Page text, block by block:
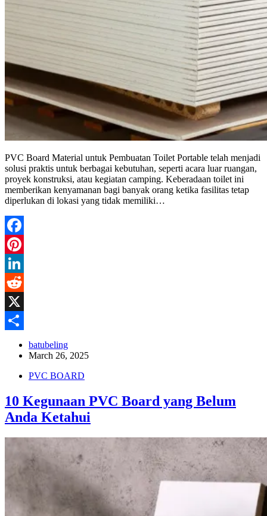
PVC Board Material untuk Pembuatan Toilet Portable telah menjadi
solusi praktis untuk berbagai kebutuhan, seperti acara luar ruangan,
proyek konstruksi, atau kegiatan camping. Keberadaan toilet ini
memberikan kenyamanan bagi banyak orang ketika fasilitas tetap
diperlukan di lokasi yang tidak memiliki…
Facebook
Pinterest
LinkedIn
Reddit
X
batubeling
March 26, 2025
PVC BOARD
10 Kegunaan PVC Board yang Belum
Anda Ketahui